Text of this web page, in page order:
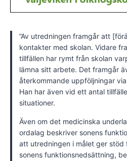
”Av utredningen framgår att
kontakter med skolan. Vidare
tillfällen har rymt från skolan
lämna sitt arbete. Det framgår
återkommande uppföljningar
Han har även vid ett antal
situationer.
Även om det medicinska
ordalag beskriver sonens
att utredningen i målet ger
sonens funktionsnedsättning,